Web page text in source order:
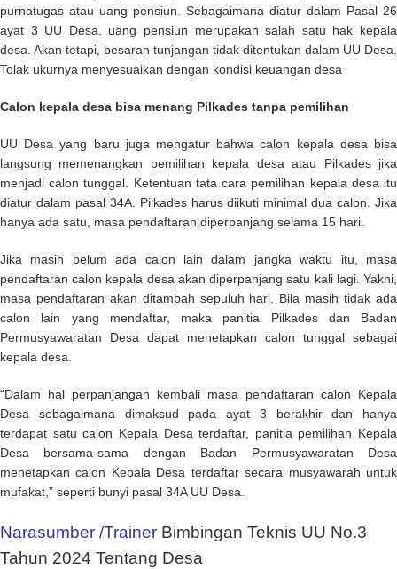
purnatugas atau uang pensiun. Sebagaimana diatur dalam Pasal 26
ayat 3 UU Desa, uang pensiun merupakan salah satu hak kepala
desa. Akan tetapi, besaran tunjangan tidak ditentukan dalam UU Desa.
Tolak ukurnya menyesuaikan dengan kondisi keuangan desa
Calon kepala desa bisa menang Pilkades tanpa pemilihan
UU Desa yang baru juga mengatur bahwa calon kepala desa bisa
langsung memenangkan pemilihan kepala desa atau Pilkades jika
menjadi calon tunggal. Ketentuan tata cara pemilihan kepala desa itu
diatur dalam pasal 34A. Pilkades harus diikuti minimal dua calon. Jika
hanya ada satu, masa pendaftaran diperpanjang selama 15 hari.
Jika masih belum ada calon lain dalam jangka waktu itu, masa
pendaftaran calon kepala desa akan diperpanjang satu kali lagi. Yakni,
masa pendaftaran akan ditambah sepuluh hari. Bila masih tidak ada
calon lain yang mendaftar, maka panitia Pilkades dan Badan
Permusyawaratan Desa dapat menetapkan calon tunggal sebagai
kepala desa.
“Dalam hal perpanjangan kembali masa pendaftaran calon Kepala
Desa sebagaimana dimaksud pada ayat 3 berakhir dan hanya
terdapat satu calon Kepala Desa terdaftar, panitia pemilihan Kepala
Desa bersama-sama dengan Badan Permusyawaratan Desa
menetapkan calon Kepala Desa terdaftar secara musyawarah untuk
mufakat,” seperti bunyi pasal 34A UU Desa.
Narasumber /Trainer Bimbingan Teknis UU No.3
Tahun 2024 Tentang Desa